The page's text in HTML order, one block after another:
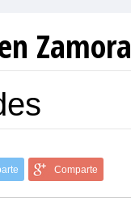
Zamora
Comparte